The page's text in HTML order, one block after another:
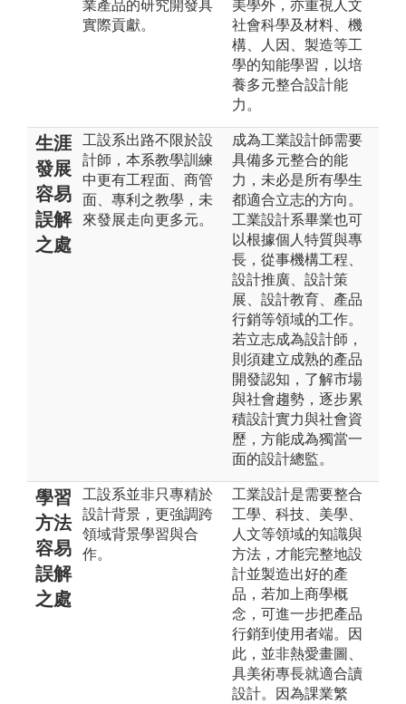
業產品的研究開發具
實際貢獻。
美學外，亦重視人文
社會科學及材料、機
構、人因、製造等工
學的知能學習，以培
養多元整合設計能
力。
生涯
發展
容易
誤解
之處
工設系出路不限於設
計師，本系教學訓練
中更有工程面、商管
面、專利之教學，未
來發展走向更多元。
成為工業設計師需要
具備多元整合的能
力，未必是所有學生
都適合立志的方向。
工業設計系畢業也可
以根據個人特質與專
長，從事機構工程、
設計推廣、設計策
展、設計教育、產品
行銷等領域的工作。
若立志成為設計師，
則須建立成熟的產品
開發認知，了解市場
與社會趨勢，逐步累
積設計實力與社會資
歷，方能成為獨當一
面的設計總監。
學習
方法
容易
誤解
之處
工設系並非只專精於
設計背景，更強調跨
領域背景學習與合
作。
工業設計是需要整合
工學、科技、美學、
人文等領域的知識與
方法，才能完整地設
計並製造出好的產
品，若加上商學概
念，可進一步把產品
行銷到使用者端。因
此，並非熱愛畫圖、
具美術專長就適合讀
設計。因為課業繁